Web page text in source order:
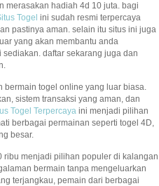
merasakan hadiah 4d 10 juta. bagi
Togel ini sudah resmi terpercaya
pastinya aman. selain itu situs ini juga
yang akan membantu anda
daftar sekarang juga dan
bermain togel online yang luar biasa.
sistem transaksi yang aman, dan
Togel Terpercaya ini menjadi pilihan
berbagai permainan seperti togel 4D,
besar.
ribu menjadi pilihan populer di kalangan
bermain tanpa mengeluarkan
terjangkau, pemain dari berbagai